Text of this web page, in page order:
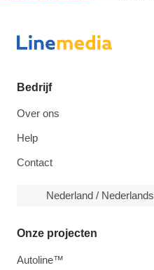
Bedrijf
Over ons
Help
Contact
Nederland / Nederlands
Onze projecten
Autoline™